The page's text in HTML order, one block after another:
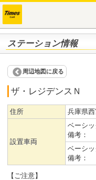
ステーション情報
周辺地図に戻る
ザ・レジデンスＮ
住所 兵庫県
設置車両
ベーシ
備考：
ベーシ
備考：
【ご注意】